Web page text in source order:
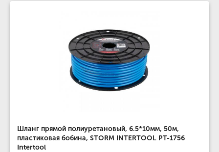
Шланг прямой полиуретановый, 6.5*10мм, 50м,
пластиковая бобина, STORM INTERTOOL PT-1756
Intertool